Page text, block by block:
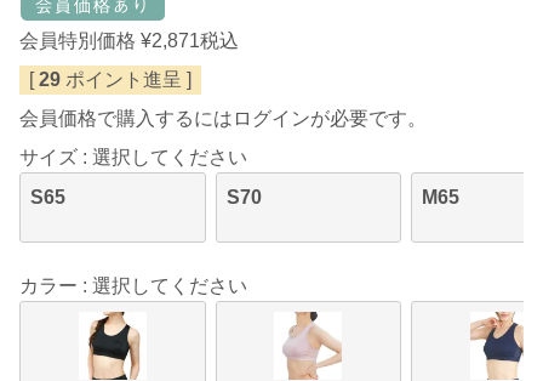
会員特別価格 ¥2,871税込
[ 29 ポイント進呈 ]
会員価格で購入するにはログインが必要です。
サイズ
選択してください
S65
S70 M65
カラー 選択してください